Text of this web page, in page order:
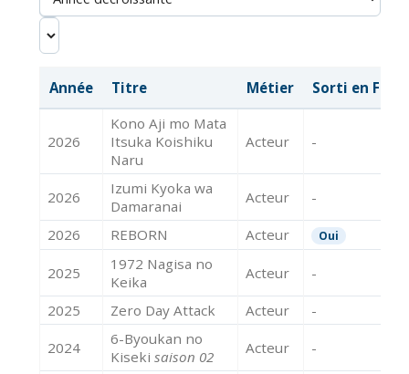
Année Titre Métier Sorti en
2026
Kono Aji mo Mata
Itsuka Koishiku
Naru
Acteur -
2026
Izumi Kyoka wa
Damaranai
Acteur -
2026 REBORN Acteur Oui
2025
1972 Nagisa no
Keika
Acteur -
2025 Zero Day Attack Acteur -
2024
6-Byoukan no
Kiseki saison 02 Acteur -